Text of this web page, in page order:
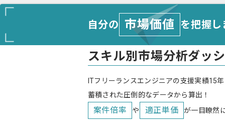
自分の 市場価値 を把握
スキル別市場分析ダッ
ITフリーランスエンジニアの支援実績15
蓄積された圧倒的なデータから算出！
案件倍率 や 適正単価 が一目瞭然